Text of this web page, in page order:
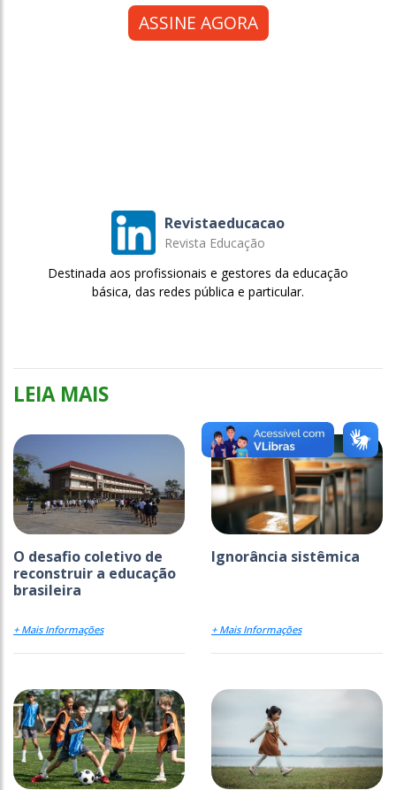
ASSINE AGORA
Revistaeducacao
Revista Educação
Destinada aos profissionais e gestores da educação
básica, das redes pública e particular.
LEIA MAIS
O desafio coletivo de
reconstruir a educação
brasileira
+ Mais Informações
Ignorância sistêmica
+ Mais Informações